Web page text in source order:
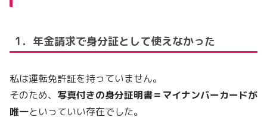
1．年金請求で身分証として使えなかった
私は運転免許証を持っていません。
そのため、 写真付きの身分証明書＝マイナンバーカードが
唯一といっていい存在でした。